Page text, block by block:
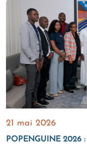
21 mai 2026
POPENGUINE 2026